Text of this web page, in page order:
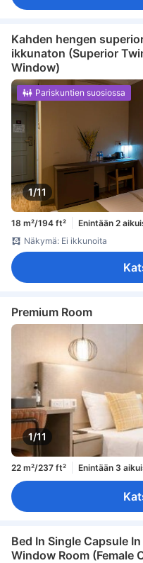
Kahden hengen
ikkunaton (Superior
Window)
1/11
Pariskuntien suosiossa
18 m²/194 ft² Enintään 2
Näkymä: Ei ikkunoita
Premium Room
1/11
22 m²/237 ft² Enintään 3
Bed In Single Capsule
Window Room (Female